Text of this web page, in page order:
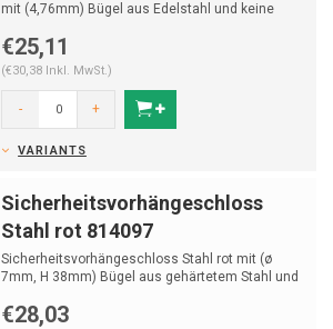
mit (4,76mm) Bügel aus Edelstahl und keine
€25,11
(€30,38 Inkl. MwSt.)
- +
VARIANTS
Sicherheitsvorhängeschloss
Stahl rot 814097
Sicherheitsvorhängeschloss Stahl rot mit (ø
7mm, H 38mm) Bügel aus gehärtetem Stahl und
€28,03